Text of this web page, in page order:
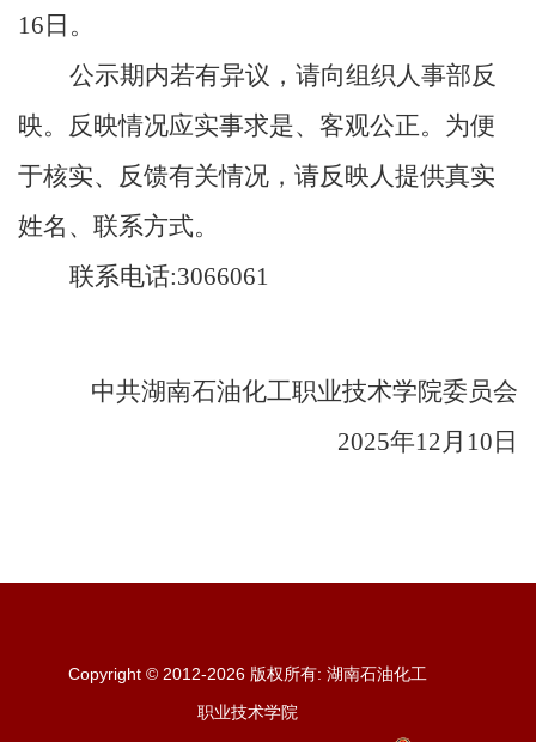
16 日。
公示期内若有异议，请向组织人事部反
映。反映情况应实事求是、客观公正。为便
于核实、反馈有关情况，请反映人提供真实
姓名、联系方式。
联系电话:3066061
中共湖南石油化工职业技术学院委员会
2025年12月 10 日
Copyright © 2012-2026版权所有: 湖南石油化工
职业技术学院